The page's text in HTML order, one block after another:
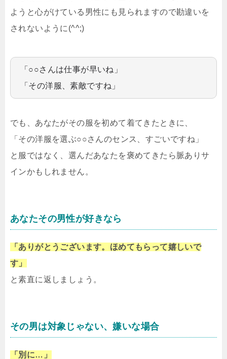
ようと心がけている男性にも見られますので勘違いを
されないように(^^;)
「○○さんは仕事が早いね」
「その洋服、素敵ですね」
でも、あなたがその服を初めて着てきたときに、
「その洋服を選ぶ○○さんのセンス、すごいですね」
と服ではなく、選んだあなたを褒めてきたら脈ありサ
インかもしれません。
あなたその男性が好きなら
「ありがとうございます。ほめてもらって嬉しいで
す」
と素直に返しましょう。
その男は対象じゃない、嫌いな場合
「別に…」